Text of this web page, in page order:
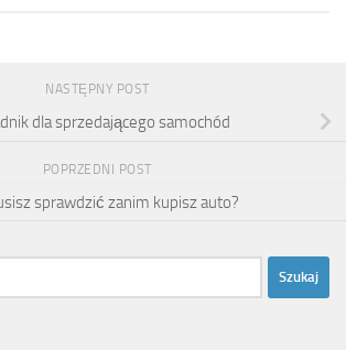
NASTĘPNY POST
dla sprzedającego samochód
POPRZEDNI POST
sprawdzić zanim kupisz auto?